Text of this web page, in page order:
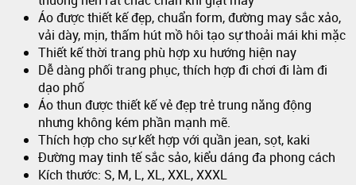
Áo được thiết kế đẹp, chuẩn form, đường may sắc xảo,
vải dày, mịn, thấm hút mồ hôi tạo sự thoải mái khi mặc
Thiết kế thời trang phù hợp xu hướng hiện nay
Dễ dàng phối trang phục, thích hợp đi chơi đi làm đi
dạo phố
Áo thun được thiết kế vẻ đẹp trẻ trung năng động
nhưng không kém phần mạnh mẽ.
Thích hợp cho sự kết hợp với quần jean, sọt, kaki
Đường may tinh tế sắc sảo, kiểu dáng đa phong cách
Kích thước: S, M, L, XL, XXL, XXXL